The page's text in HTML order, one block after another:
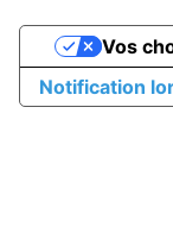
Notification
Vos